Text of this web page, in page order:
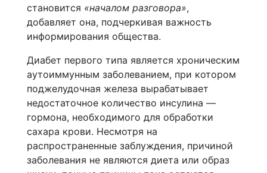
становится «началом разговора»,
добавляет она, подчеркивая важность
информирования общества.
Диабет первого типа является хроническим
аутоиммунным заболеванием, при котором
поджелудочная железа вырабатывает
недостаточное количество инсулина —
гормона, необходимого для обработки
сахара крови. Несмотря на
распространенные заблуждения, причиной
заболевания не являются диета или образ